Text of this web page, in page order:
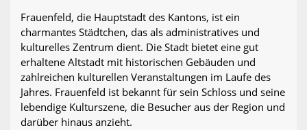
Frauenfeld, die Hauptstadt des Kantons, ist ein
charmantes Städtchen, das als administratives und
kulturelles Zentrum dient. Die Stadt bietet eine gut
erhaltene Altstadt mit historischen Gebäuden und
zahlreichen kulturellen Veranstaltungen im Laufe des
Jahres. Frauenfeld ist bekannt für sein Schloss und seine
lebendige Kulturszene, die Besucher aus der Region und
darüber hinaus anzieht.